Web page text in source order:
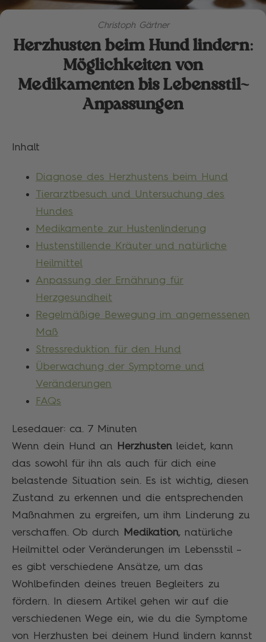
Christoph Gärtner
Herzhusten beim Hund lindern:
Möglichkeiten von
Medikamenten bis Lebensstil-
Anpassungen
Inhalt
Diagnose des Herzhustens beim Hund
Tierarztbesuch und Untersuchung des
Hundes
Medikamente zur Hustenlinderung
Hustenstillende Kräuter und natürliche
Heilmittel
Anpassung der Ernährung für
Herzgesundheit
Regelmäßige Bewegung im angemessenen
Maß
Stressreduktion für den Hund
Überwachung der Symptome und
Veränderungen
FAQs
Lesedauer: ca. 7 Minuten
Wenn dein Hund an
Herzhusten leidet, kann
das sowohl für ihn als auch für dich eine
belastende Situation sein. Es ist wichtig, diesen
Zustand zu erkennen und die entsprechenden
Maßnahmen zu ergreifen, um ihm Linderung zu
verschaffen. Ob durch
Medikation, natürliche
Heilmittel oder Veränderungen im Lebensstil –
es gibt verschiedene Ansätze, um das
Wohlbefinden deines treuen Begleiters zu
fördern. In diesem Artikel gehen wir auf die
verschiedenen Wege ein, wie du die Symptome
von Herzhusten bei deinem Hund lindern kannst